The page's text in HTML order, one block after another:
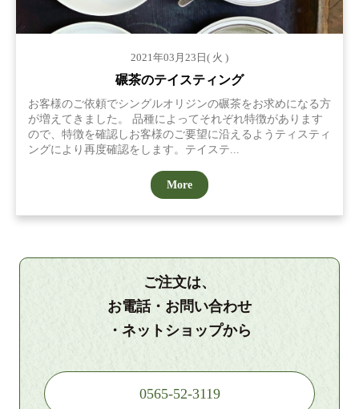
2021年03月23日( 火 )
碾茶のテイスティング
お客様のご依頼でシングルオリジンの碾茶をお求めになる方
が増えてきました。 品種によってそれぞれ特徴があります
ので、特徴を確認しお客様のご要望に沿えるようティスティ
ングにより再度確認をします。テイステ...
More
ご注文は、
お電話・お問い合わせ
・ネットショップから
0565-52-3119